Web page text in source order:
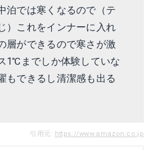
泊では寒くなるので（テ
）これをインナーに入れ
層ができるので寒さが激
1℃までしか体験していな
もできるし清潔感も出る
引用元: https://www.amazon.co.jp